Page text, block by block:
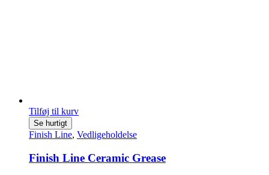
Tilføj til kurv
Se hurtigt
Finish Line, Vedligeholdelse
Finish Line Ceramic Grease